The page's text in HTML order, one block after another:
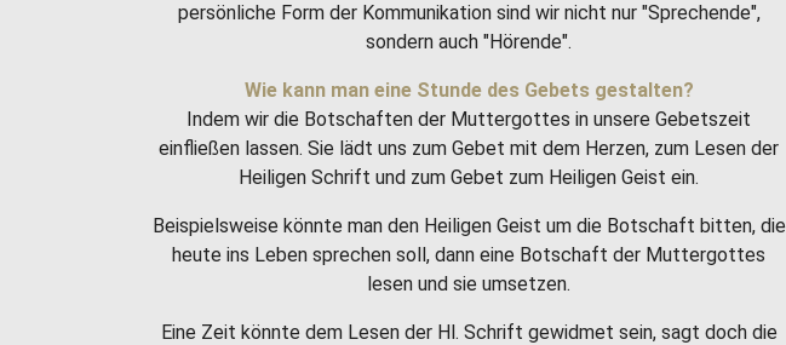
persönliche Form der Kommunikation sind wir nicht nur "Sprechende",
sondern auch "Hörende".
Wie kann man eine Stunde des Gebets gestalten?
Indem wir die Botschaften der Muttergottes in unsere Gebetszeit
einfließen lassen. Sie lädt uns zum Gebet mit dem Herzen, zum Lesen der
Heiligen Schrift und zum Gebet zum Heiligen Geist ein.
Beispielsweise könnte man den Heiligen Geist um die Botschaft bitten, die
heute ins Leben sprechen soll, dann eine Botschaft der Muttergottes
lesen und sie umsetzen.
Eine Zeit könnte dem Lesen der Hl. Schrift gewidmet sein, sagt doch die